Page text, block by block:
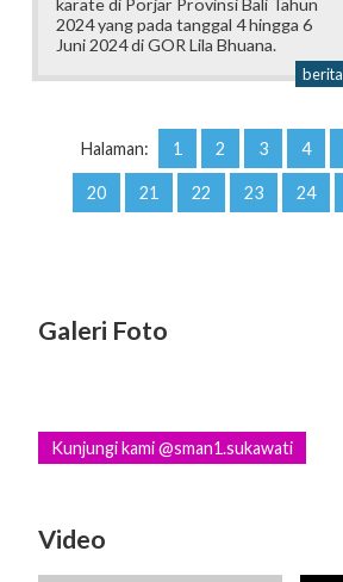
2024 yang pada tanggal 4 hingga 6
Juni 2024 di GOR Lila Bhuana.
berita
Halaman: 1 2 3 4
20 21 22 23 24
Galeri Foto
Kunjungi kami @sman1.sukawati
Video